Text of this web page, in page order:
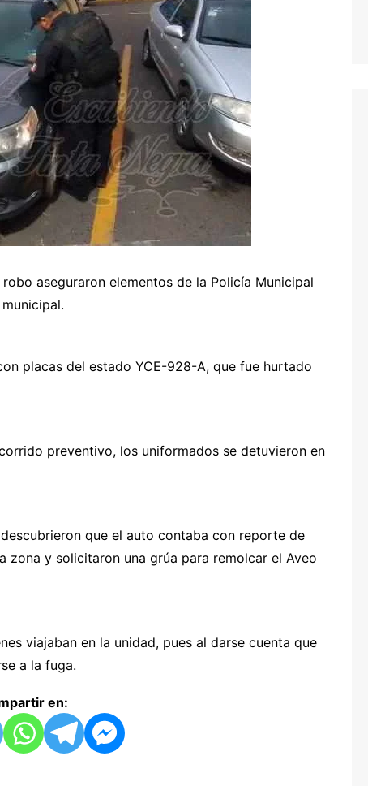
aseguraron elementos de la Policía Municipal
placas del estado YCE-928-A, que fue hurtado
preventivo, los uniformados se detuvieron en
que el auto contaba con reporte de
y solicitaron una grúa para remolcar el Aveo
viajaban en la unidad, pues al darse cuenta que
a la fuga.
en: